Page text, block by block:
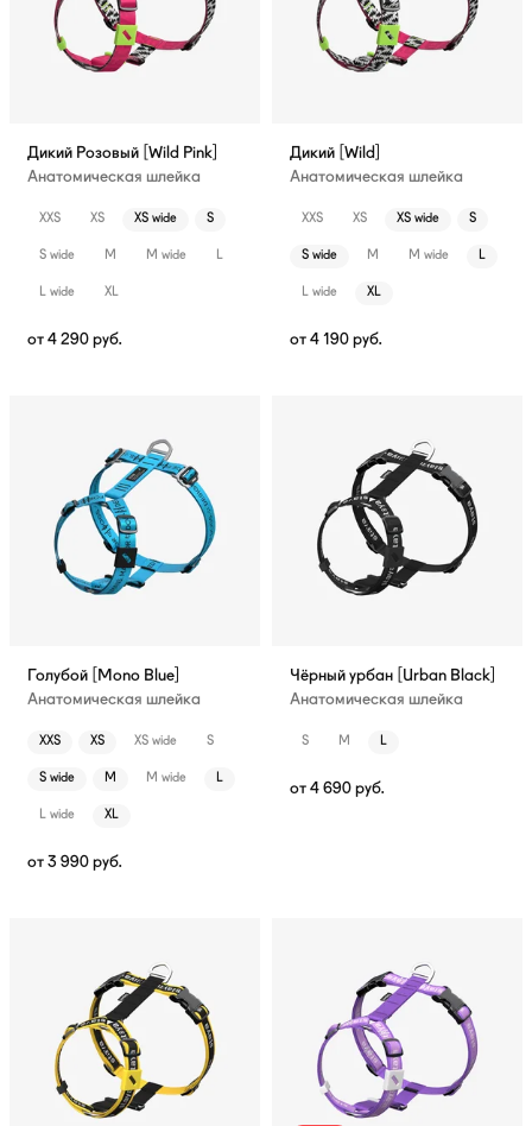
Дикий Розовый [Wild Pink]
Анатомическая шлейка
XXS XS XS wide S
S wide M M wide L
L wide XL
от 4 290 руб.
Дикий [Wild]
Анатомическая шлейка
XXS XS XS wide S
S wide M M wide L
L wide XL
от 4 190 руб.
Голубой [Mono Blue]
Анатомическая шлейка
XXS XS XS wide S
S wide M M wide L
L wide XL
от 3 990 руб.
Чёрный урбан [Urban Black]
Анатомическая шлейка
S M L
от 4 690 руб.